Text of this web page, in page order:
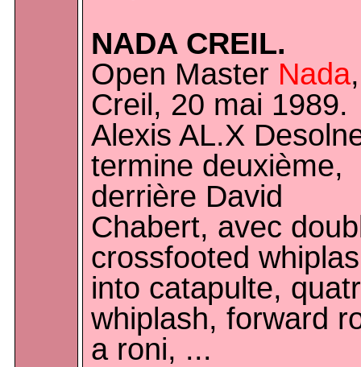
NADA CREIL.
Open Master Nada,
Creil, 20 mai 1989.
Alexis AL.X
termine deuxième,
derrière David
Chabert, avec
crossfooted
into catapulte,
whiplash, forward
a roni, ...